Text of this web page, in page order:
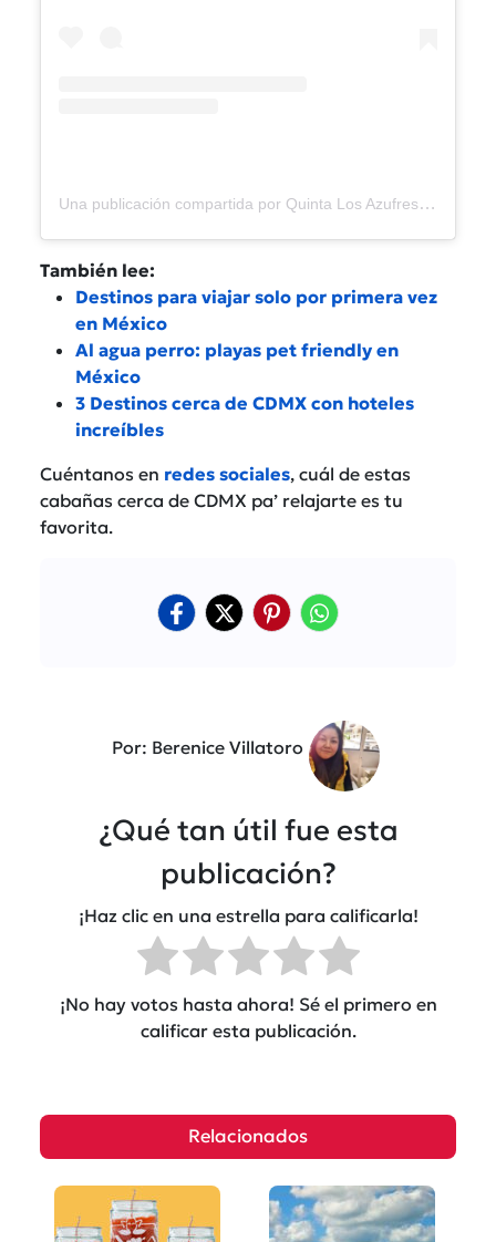
También lee:
Destinos para viajar solo por primera vez
en México
Al agua perro: playas pet friendly en
México
3 Destinos cerca de CDMX con hoteles
increíbles
Cuéntanos en redes sociales, cuál de estas
cabañas cerca de CDMX pa’ relajarte es tu
favorita.
Por: Berenice Villatoro
¿Qué tan útil fue esta
publicación?
¡Haz clic en una estrella para calificarla!
¡No hay votos hasta ahora! Sé el primero en
calificar esta publicación.
Relacionados